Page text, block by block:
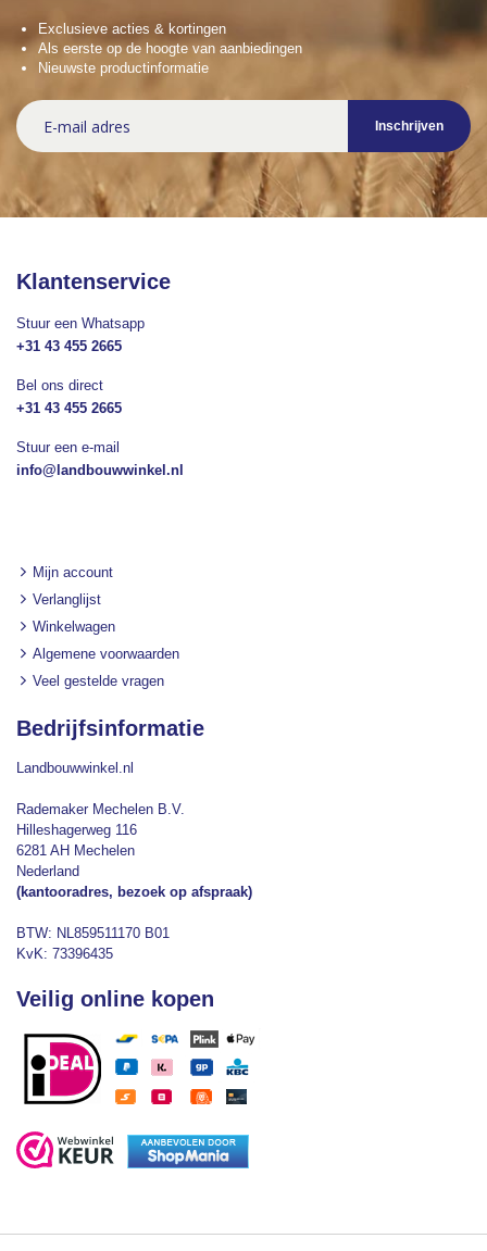
Exclusieve acties & kortingen
Als eerste op de hoogte van aanbiedingen
Nieuwste productinformatie
Abonneer
u
op
Inschrijven
Klantenservice
Stuur een Whatsapp
+31 43 455 2665
Bel ons direct
+31 43 455 2665
Stuur een e-mail
info@landbouwwinkel.nl
Mijn account
Verlanglijst
Winkelwagen
Algemene voorwaarden
Veel gestelde vragen
Bedrijfsinformatie
Landbouwwinkel.nl
Rademaker Mechelen B.V.
Hilleshagerweg 116
6281 AH Mechelen
Nederland
(kantooradres, bezoek op afspraak)
BTW: NL859511170 B01
KvK: 73396435
Veilig online kopen